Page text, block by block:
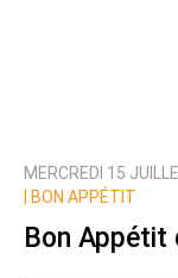
MERCREDI 15
BON APPÉTIT
Bon Appétit